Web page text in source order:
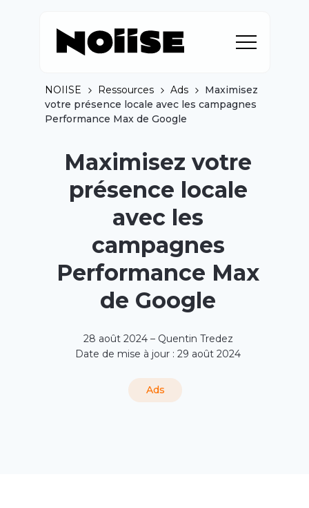
NOIISE Ressources Ads
Maximisez
votre présence locale avec les campagnes
Performance Max de Google
Maximisez votre
présence locale
avec les
campagnes
Performance Max
de Google
28 août 2024 – Quentin Tredez
Date de mise à jour : 29 août 2024
Ads